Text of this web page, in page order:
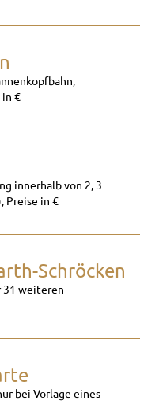
€
innerhalb von 2, 3
Preise in €
Schröcken
31 weiteren
bei Vorlage eines